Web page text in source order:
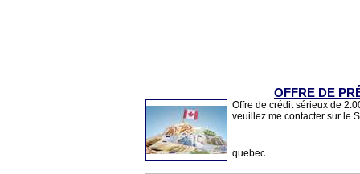
OFFRE DE
Offre de crédit sérieux de
veuillez me contacter sur le
quebec